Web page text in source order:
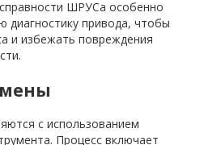
ШРУСа особенно
диагностику привода, чтобы
и избежать повреждения
с использованием
Процесс включает